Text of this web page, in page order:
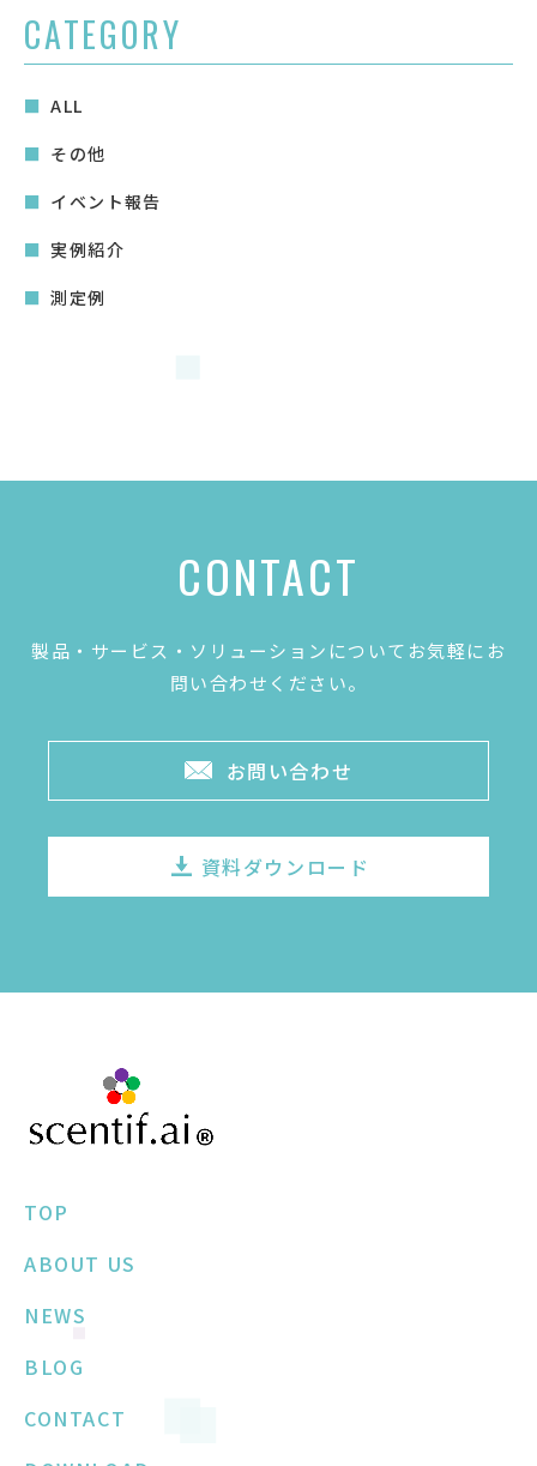
の
ペ
ジ
送
CATEGORY
ALL
その他
イベント報告
実例紹介
測定例
CONTACT
製品・サービス・ソリューションについてお気軽にお
問い合わせください。
お問い合わせ
資料ダウンロード
TOP
ABOUT US
NEWS
BLOG
CONTACT